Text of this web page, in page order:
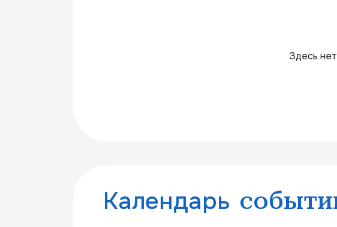
Здесь
Календарь